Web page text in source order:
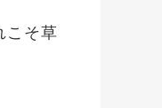
こそ草